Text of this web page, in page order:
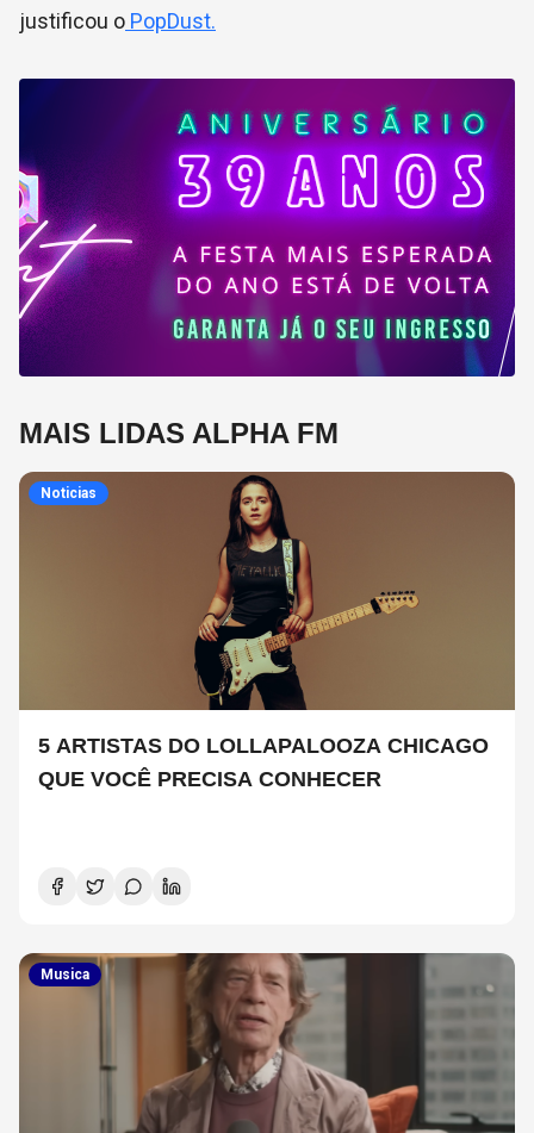
justificou o PopDust.
MAIS LIDAS ALPHA FM
Noticias
5 ARTISTAS DO LOLLAPALOOZA CHICAGO
QUE VOCÊ PRECISA CONHECER
Musica